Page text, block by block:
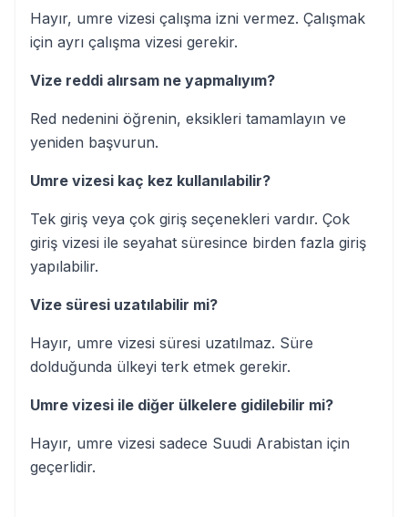
Hayır, umre vizesi çalışma izni vermez. Çalışmak
için ayrı çalışma vizesi gerekir.
Vize reddi alırsam ne yapmalıyım?
Red nedenini öğrenin, eksikleri tamamlayın ve
yeniden başvurun.
Umre vizesi kaç kez kullanılabilir?
Tek giriş veya çok giriş seçenekleri vardır. Çok
giriş vizesi ile seyahat süresince birden fazla giriş
yapılabilir.
Vize süresi uzatılabilir mi?
Hayır, umre vizesi süresi uzatılmaz. Süre
dolduğunda ülkeyi terk etmek gerekir.
Umre vizesi ile diğer ülkelere gidilebilir mi?
Hayır, umre vizesi sadece Suudi Arabistan için
geçerlidir.